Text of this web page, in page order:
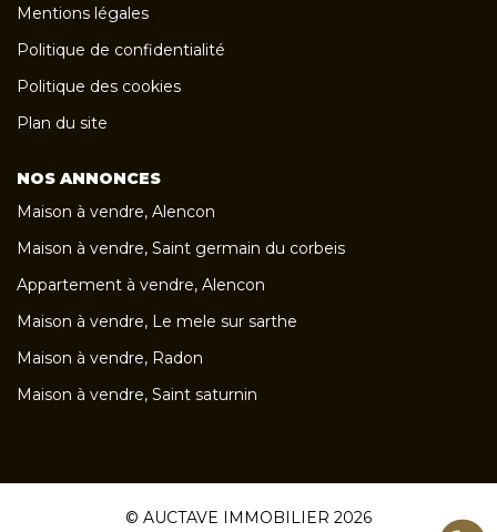
Mentions légales
Politique de confidentialité
Politique des cookies
Plan du site
NOS ANNONCES
Maison à vendre, Alencon
Maison à vendre, Saint germain du corbeis
Appartement à vendre, Alencon
Maison à vendre, Le mele sur sarthe
Maison à vendre, Radon
Maison à vendre, Saint saturnin
© AUCTAVE IMMOBILIER 2026